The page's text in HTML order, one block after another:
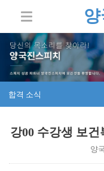
합격 소식
강00 수강생 보
양